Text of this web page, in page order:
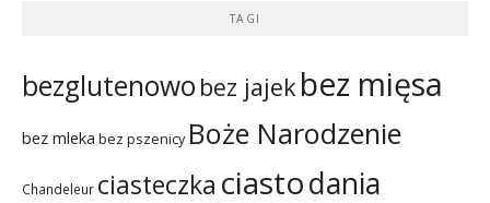
TAGI
bezglutenowo bez jajekbez mięsa
bez mleka bez pszenicy Boże Narodzenie
Chandeleur ciasteczka ciastodania